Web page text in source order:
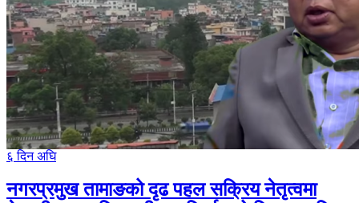
६ दिन अघि
नगरप्रमुख तामाङको दृढ पहल सक्रिय नेतृत्वमा